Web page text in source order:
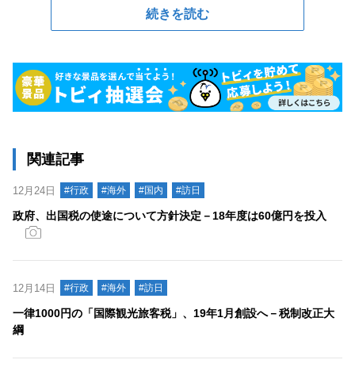
続きを読む
関連記事
12月24日 #行政 #海外 #国内 #訪日
政府、出国税の使途について方針決定－18年度は60億円を投入
12月14日 #行政 #海外 #訪日
一律1000円の「国際観光旅客税」、19年1月創設へ－税制改正大
綱